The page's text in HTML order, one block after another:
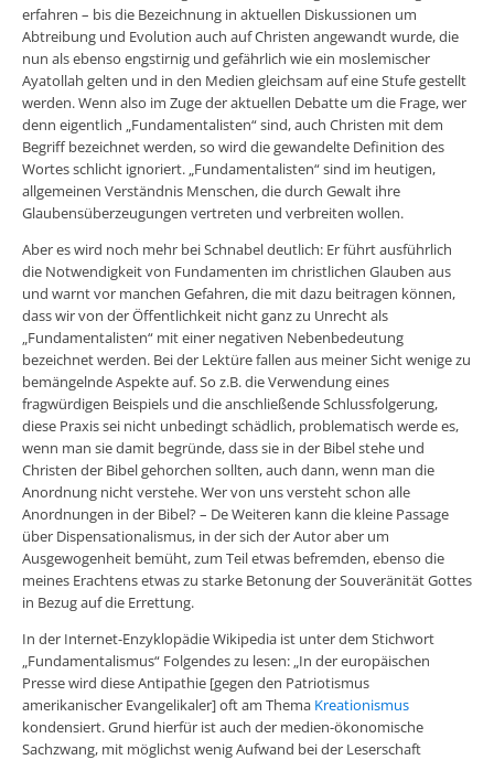
erfahren – bis die Bezeichnung in aktuellen Diskussionen um
Abtreibung und Evolution auch auf Christen angewandt wurde, die
nun als ebenso engstirnig und gefährlich wie ein moslemischer
Ayatollah gelten und in den Medien gleichsam auf eine Stufe gestellt
werden. Wenn also im Zuge der aktuellen Debatte um die Frage, wer
denn eigentlich „Fundamentalisten“ sind, auch Christen mit dem
Begriff bezeichnet werden, so wird die gewandelte Definition des
Wortes schlicht ignoriert. „Fundamentalisten“ sind im heutigen,
allgemeinen Verständnis Menschen, die durch Gewalt ihre
Glaubensüberzeugungen vertreten und verbreiten wollen.
Aber es wird noch mehr bei Schnabel deutlich: Er führt ausführlich
die Notwendigkeit von Fundamenten im christlichen Glauben aus
und warnt vor manchen Gefahren, die mit dazu beitragen können,
dass wir von der Öffentlichkeit nicht ganz zu Unrecht als
„Fundamentalisten“ mit einer negativen Nebenbedeutung
bezeichnet werden. Bei der Lektüre fallen aus meiner Sicht wenige zu
bemängelnde Aspekte auf. So z.B. die Verwendung eines
fragwürdigen Beispiels und die anschließende Schlussfolgerung,
diese Praxis sei nicht unbedingt schädlich, problematisch werde es,
wenn man sie damit begründe, dass sie in der Bibel stehe und
Christen der Bibel gehorchen sollten, auch dann, wenn man die
Anordnung nicht verstehe. Wer von uns versteht schon alle
Anordnungen in der Bibel? – De Weiteren kann die kleine Passage
über Dispensationalismus, in der sich der Autor aber um
Ausgewogenheit bemüht, zum Teil etwas befremden, ebenso die
meines Erachtens etwas zu starke Betonung der Souveränität Gottes
in Bezug auf die Errettung.
In der Internet-Enzyklopädie Wikipedia ist unter dem Stichwort
„Fundamentalismus“ Folgendes zu lesen: „In der europäischen
Presse wird diese Antipathie [gegen den Patriotismus
amerikanischer Evangelikaler] oft am Thema Kreationismus
kondensiert. Grund hierfür ist auch der medien-ökonomische
Sachzwang, mit möglichst wenig Aufwand bei der Leserschaft